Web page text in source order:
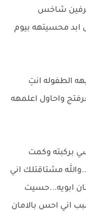
شاخس
ابد محسيتهه بيوم
الطفوله انتِ
واحاول اعلمهه
بركبته وكمت
مشتاقتلك اني
ابويه...حسيت
اني احس بالامان